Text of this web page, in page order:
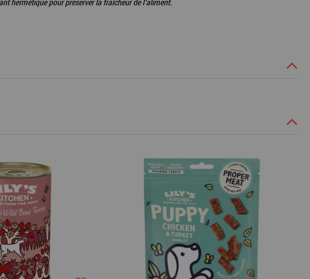
hermétique pour préserver la fraîcheur de l'aliment.